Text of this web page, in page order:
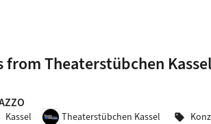
from Theaterstübchen
Kassel Theaterstübchen Kassel sell